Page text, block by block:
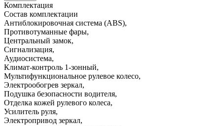
Комплектация
Состав комплектации
Антиблокировочная система (ABS),
Противотуманные фары,
Центральный замок,
Сигнализация,
Аудиосистема,
Климат-контроль 1-зонный,
Мультифункциональное рулевое колесо,
Электрообогрев зеркал,
Подушка безопасности водителя,
Отделка кожей рулевого колеса,
Усилитель руля,
Электропривод зеркал,